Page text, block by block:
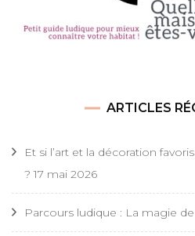
ARTICLES
Et si l’art et la décoration
? 17 mai 2026
Parcours ludique : La magie de